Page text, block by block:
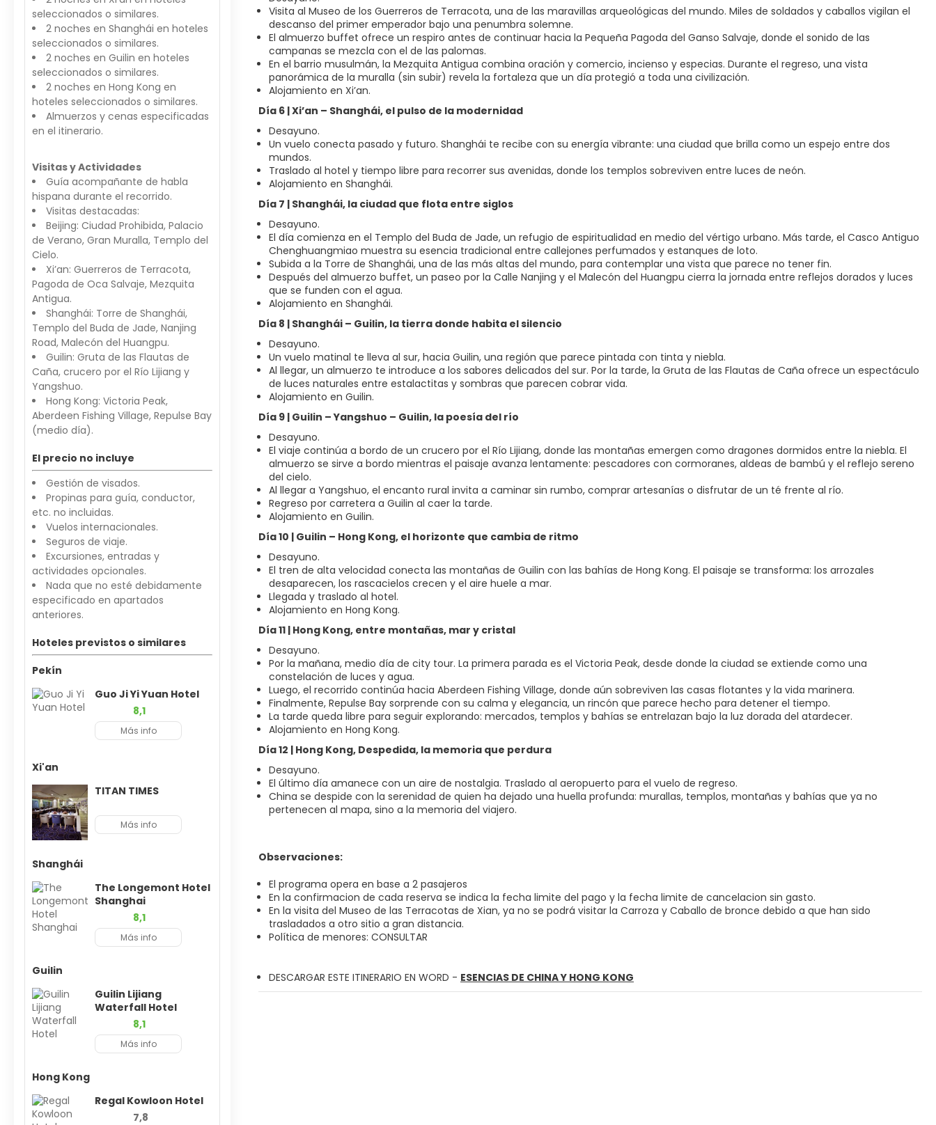
Visita al Museo de los Guerreros de Terracota, una de las maravillas arqueológicas del mundo. Miles de soldados y caballos vigilan el
descanso del primer emperador bajo una penumbra solemne.
El almuerzo buffet ofrece un respiro antes de continuar hacia la Pequeña Pagoda del Ganso Salvaje, donde el sonido de las
campanas se mezcla con el de las palomas.
En el barrio musulmán, la Mezquita Antigua combina oración y comercio, incienso y especias. Durante el regreso, una vista
panorámica de la muralla (sin subir) revela la fortaleza que un día protegió a toda una civilización.
Alojamiento en Xi’an.
Día 6 | Xi’an – Shanghái, el pulso de la modernidad
Desayuno.
Un vuelo conecta pasado y futuro. Shanghái te recibe con su energía vibrante: una ciudad que brilla como un espejo entre dos
mundos.
Traslado al hotel y tiempo libre para recorrer sus avenidas, donde los templos sobreviven entre luces de neón.
Alojamiento en Shanghái.
Día 7 | Shanghái, la ciudad que flota entre siglos
Desayuno.
El día comienza en el Templo del Buda de Jade, un refugio de espiritualidad en medio del vértigo urbano. Más tarde, el Casco Antiguo
Chenghuangmiao muestra su esencia tradicional entre callejones perfumados y estanques de loto.
Subida a la Torre de Shanghái, una de las más altas del mundo, para contemplar una vista que parece no tener fin.
Después del almuerzo buffet, un paseo por la Calle Nanjing y el Malecón del Huangpu cierra la jornada entre reflejos dorados y luces
que se funden con el agua.
Alojamiento en Shanghái.
Día 8 | Shanghái – Guilin, la tierra donde habita el silencio
Desayuno.
Un vuelo matinal te lleva al sur, hacia Guilin, una región que parece pintada con tinta y niebla.
Al llegar, un almuerzo te introduce a los sabores delicados del sur. Por la tarde, la Gruta de las Flautas de Caña ofrece un espectáculo
de luces naturales entre estalactitas y sombras que parecen cobrar vida.
Alojamiento en Guilin.
Día 9 | Guilin – Yangshuo – Guilin, la poesía del río
Desayuno.
El viaje continúa a bordo de un crucero por el Río Lijiang, donde las montañas emergen como dragones dormidos entre la niebla. El
almuerzo se sirve a bordo mientras el paisaje avanza lentamente: pescadores con cormoranes, aldeas de bambú y el reflejo sereno
del cielo.
Al llegar a Yangshuo, el encanto rural invita a caminar sin rumbo, comprar artesanías o disfrutar de un té frente al río.
Regreso por carretera a Guilin al caer la tarde.
Alojamiento en Guilin.
Día 10 | Guilin – Hong Kong, el horizonte que cambia de ritmo
Desayuno.
El tren de alta velocidad conecta las montañas de Guilin con las bahías de Hong Kong. El paisaje se transforma: los arrozales
desaparecen, los rascacielos crecen y el aire huele a mar.
Llegada y traslado al hotel.
Alojamiento en Hong Kong.
Día 11 | Hong Kong, entre montañas, mar y cristal
Desayuno.
Por la mañana, medio día de city tour. La primera parada es el Victoria Peak, desde donde la ciudad se extiende como una
constelación de luces y agua.
Luego, el recorrido continúa hacia Aberdeen Fishing Village, donde aún sobreviven las casas flotantes y la vida marinera.
Finalmente, Repulse Bay sorprende con su calma y elegancia, un rincón que parece hecho para detener el tiempo.
La tarde queda libre para seguir explorando: mercados, templos y bahías se entrelazan bajo la luz dorada del atardecer.
Alojamiento en Hong Kong.
Día 12 | Hong Kong, Despedida, la memoria que perdura
Desayuno.
El último día amanece con un aire de nostalgia. Traslado al aeropuerto para el vuelo de regreso.
China se despide con la serenidad de quien ha dejado una huella profunda: murallas, templos, montañas y bahías que ya no
pertenecen al mapa, sino a la memoria del viajero.
Observaciones:
El programa opera en base a 2 pasajeros
En la confirmacion de cada reserva se indica la fecha limite del pago y la fecha limite de cancelacion sin gasto.
En la visita del Museo de las Terracotas de Xian, ya no se podrá visitar la Carroza y Caballo de bronce debido a que han sido
trasladados a otro sitio a gran distancia.
Política de menores: CONSULTAR
DESCARGAR ESTE ITINERARIO EN WORD - ESENCIAS DE CHINA Y HONG KONG
seleccionados o similares.
2 noches en Shanghái en hoteles
seleccionados o similares.
2 noches en Guilin en hoteles
seleccionados o similares.
2 noches en Hong Kong en
hoteles seleccionados o similares.
Almuerzos y cenas especificadas
en el itinerario.
Visitas y Actividades
Guía acompañante de habla
hispana durante el recorrido.
Visitas destacadas:
Beijing: Ciudad Prohibida, Palacio
de Verano, Gran Muralla, Templo del
Cielo.
Xi’an: Guerreros de Terracota,
Pagoda de Oca Salvaje, Mezquita
Antigua.
Shanghái: Torre de Shanghái,
Templo del Buda de Jade, Nanjing
Road, Malecón del Huangpu.
Guilin: Gruta de las Flautas de
Caña, crucero por el Río Lijiang y
Yangshuo.
Hong Kong: Victoria Peak,
Aberdeen Fishing Village, Repulse Bay
(medio día).
El precio no incluye
Gestión de visados.
Propinas para guía, conductor,
etc. no incluidas.
Vuelos internacionales.
Seguros de viaje.
Excursiones, entradas y
actividades opcionales.
Nada que no esté debidamente
especificado en apartados
anteriores.
Hoteles previstos o similares
Pekín
Guo Ji Yi Yuan Hotel
8,1
Más info
Xi'an
TITAN TIMES
Más info
Shanghái
The Longemont Hotel
Shanghai
8,1
Más info
Guilin
Guilin Lijiang
Waterfall Hotel
8,1
Más info
Hong Kong
Regal Kowloon Hotel
7,8